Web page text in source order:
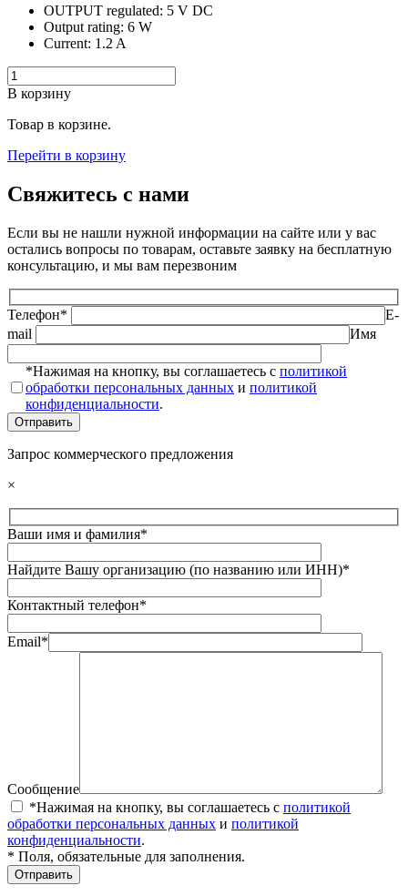
OUTPUT regulated: 5 V DC
Output rating: 6 W
Current: 1.2 A
В корзину
Товар в корзине.
Перейти в корзину
Свяжитесь с нами
Если вы не нашли нужной информации на сайте или у вас
остались вопросы по товарам, оставьте заявку на бесплатную
консультацию, и мы вам перезвоним
Телефон*
E-
mail
Имя
*Нажимая на кнопку, вы соглашаетесь с политикой
обработки персональных данных и политикой
конфиденциальности.
Запрос коммерческого предложения
×
Ваши имя и фамилия*
Найдите Вашу организацию (по названию или ИНН)*
Контактный телефон*
Email*
Сообщение
*Нажимая на кнопку, вы соглашаетесь с политикой
обработки персональных данных и политикой
конфиденциальности.
* Поля, обязательные для заполнения.